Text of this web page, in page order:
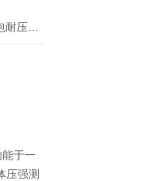
测试仪
于一
压强测